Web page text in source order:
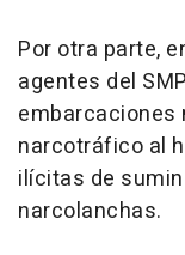
Por otra parte,
agentes del
embarcaciones
narcotráfico al
ilícitas de
narcolanchas.